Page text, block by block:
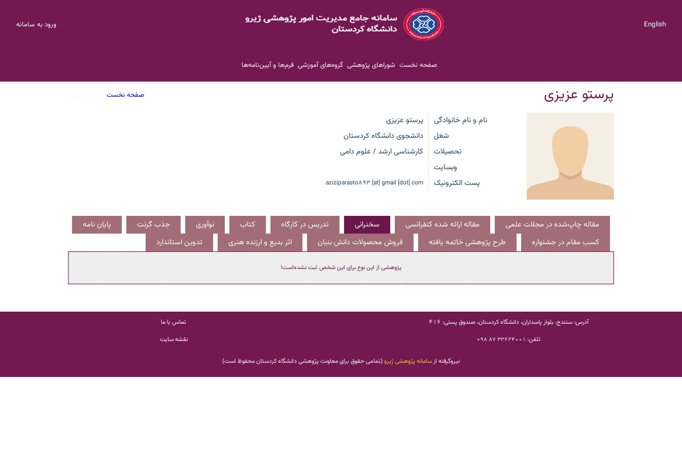
English ورود به سامانه
صفحه نخست شوراهای پژوهشی گروه‌های آموزشی فرم‌ها و آیین‌نامه‌ها
پرستو عزیزی صفحه نخست
نام و نام خانوادگی
پرستو عزیزی
شغل
دانشجوی دانشگاه کردستان
تحصیلات
کارشناسی ارشد / علوم دامی
وبسایت
پست الکترونیک
aziziparasto893 [at] gmail [dot] com
مقاله چاپ‌شده در مجلات علمی مقاله ارائه شده کنفرانسی سخنرانی تدریس در کارگاه کتاب نوآوری جذب گرنت
پایان نامه
کسب مقام در جشنواره
طرح پژوهشی خاتمه یافته فروش محصولات دانش بنیان اثر بدیع و ارزنده هنری تدوین استاندارد
پژوهشی از این نوع برای این شخص ثبت نشده‌است!
آدرس: سنندج، بلوار پاسداران، دانشگاه کردستان، صندوق پستی: 416
تلفن: 33624001 87 98+
تماس با ما
نقشه سایت
نیروگرفته از سامانه پژوهشی ژیرو(تمامی حقوق برای معاونت پژوهشی دانشگاه کردستان محفوظ است)